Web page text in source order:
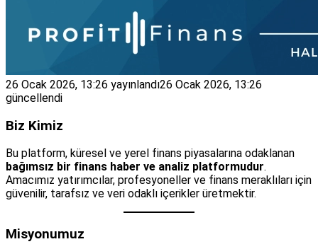
26 Ocak 2026, 13:26 yayınlandı26 Ocak 2026, 13:26
güncellendi
Biz Kimiz
Bu platform, küresel ve yerel finans piyasalarına odaklanan
bağımsız bir finans haber ve analiz platformudur.
Amacımız yatırımcılar, profesyoneller ve finans meraklıları için
güvenilir, tarafsız ve veri odaklı içerikler üretmektir.
Misyonumuz